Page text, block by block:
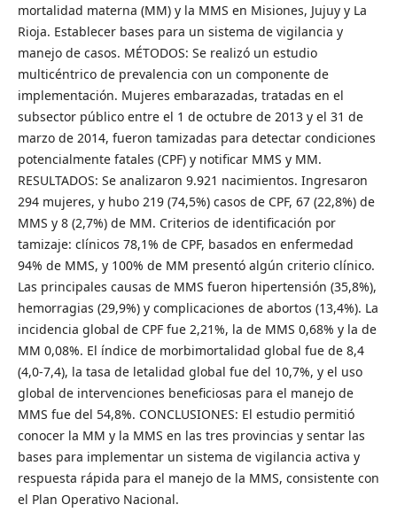
mortalidad materna (MM) y la MMS en Misiones, Jujuy y La
Rioja. Establecer bases para un sistema de vigilancia y
manejo de casos. MÉTODOS: Se realizó un estudio
multicéntrico de prevalencia con un componente de
implementación. Mujeres embarazadas, tratadas en el
subsector público entre el 1 de octubre de 2013 y el 31 de
marzo de 2014, fueron tamizadas para detectar condiciones
potencialmente fatales (CPF) y notificar MMS y MM.
RESULTADOS: Se analizaron 9.921 nacimientos. Ingresaron
294 mujeres, y hubo 219 (74,5%) casos de CPF, 67 (22,8%) de
MMS y 8 (2,7%) de MM. Criterios de identificación por
tamizaje: clínicos 78,1% de CPF, basados en enfermedad
94% de MMS, y 100% de MM presentó algún criterio clínico.
Las principales causas de MMS fueron hipertensión (35,8%),
hemorragias (29,9%) y complicaciones de abortos (13,4%). La
incidencia global de CPF fue 2,21%, la de MMS 0,68% y la de
MM 0,08%. El índice de morbimortalidad global fue de 8,4
(4,0-7,4), la tasa de letalidad global fue del 10,7%, y el uso
global de intervenciones beneficiosas para el manejo de
MMS fue del 54,8%. CONCLUSIONES: El estudio permitió
conocer la MM y la MMS en las tres provincias y sentar las
bases para implementar un sistema de vigilancia activa y
respuesta rápida para el manejo de la MMS, consistente con
el Plan Operativo Nacional.